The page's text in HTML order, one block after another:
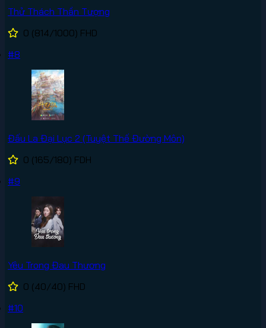
Thử Thách Thần Tượng
0 (814/1000) FHD
#8
Đấu La Đại Lục 2 (Tuyệt Thế Đường Môn)
0 (165/180) FDH
#9
Yêu Trong Đau Thương
0 (40/40) FHD
#10